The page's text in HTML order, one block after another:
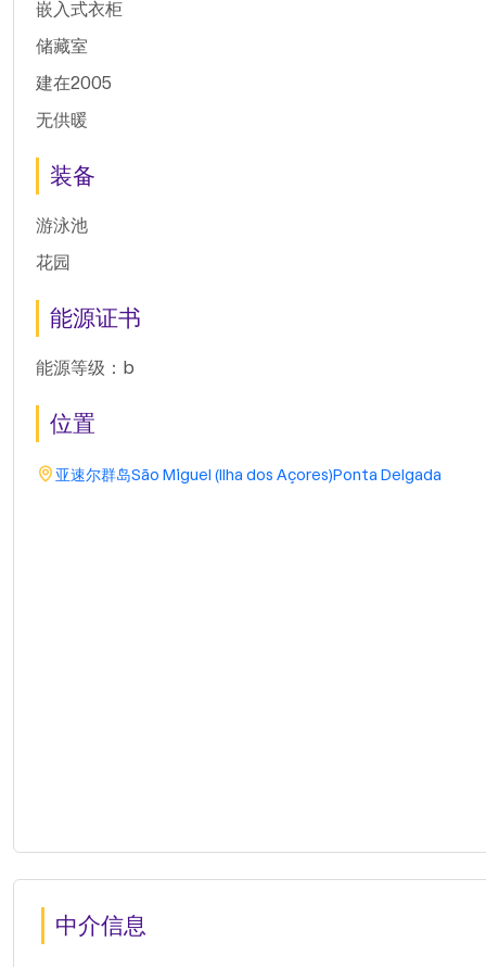
嵌入式衣柜
储藏室
建在2005
无供暖
装备
游泳池
花园
能源证书
能源等级：b
位置
亚速尔群岛São Miguel (Ilha dos Açores)Ponta Delgada
中介信息